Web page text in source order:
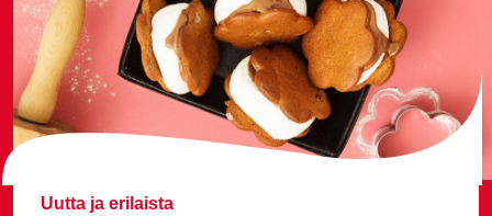
Uutta ja erilaista